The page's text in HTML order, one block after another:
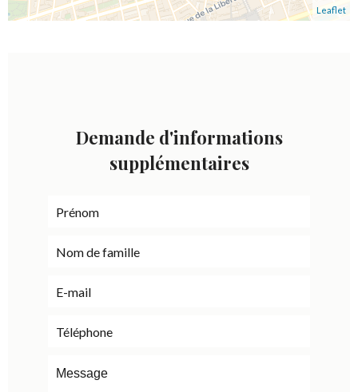
Leaflet
Demande d'informations
supplémentaires